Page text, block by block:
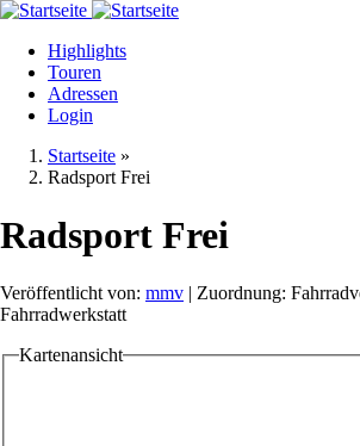
Direkt
Inhalt
Highlights
Touren
Adressen
Login
Startseite »
Radsport Frei
Radsport Frei
Veröffentlicht von: mmv | Zuordnung:
Fahrradwerkstatt
Kartenansicht